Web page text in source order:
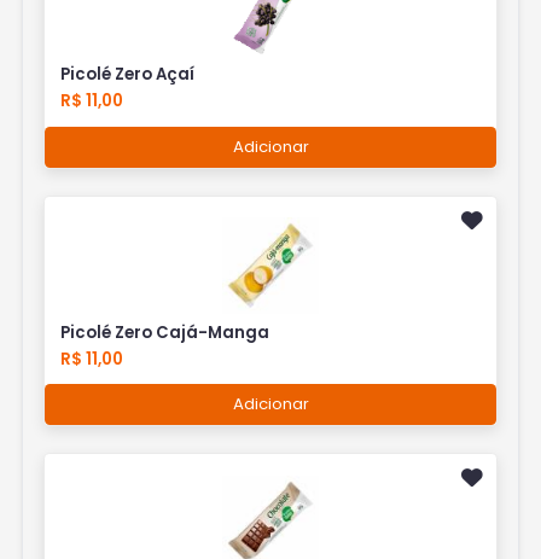
Picolé Zero Açaí
R$ 11,00
Adicionar
Picolé Zero Cajá-Manga
R$ 11,00
Adicionar